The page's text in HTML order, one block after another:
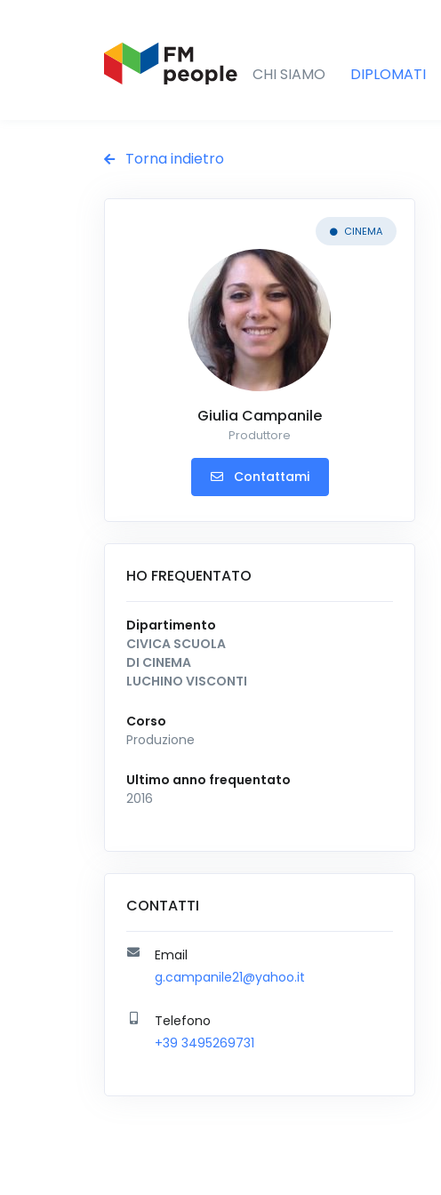
CHI SIAMO DIPLOMATI
Torna indietro
CINEMA
Giulia Campanile
Produttore
Contattami
HO FREQUENTATO
Dipartimento
CIVICA SCUOLA
DI CINEMA
LUCHINO VISCONTI
Corso
Produzione
Ultimo anno frequentato
2016
CONTATTI
Email
g.campanile21@yahoo.it
Telefono
+39 3495269731